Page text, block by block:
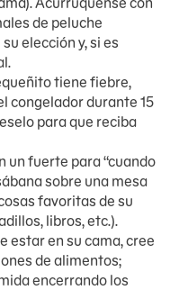
de peluche
elección y, si es
tiene fiebre,
congelador durante 15
para que reciba
un fuerte para “cuando
sobre una mesa
favoritas de su
libros, etc.).
estar en su cama, cree
de alimentos;
encerrando los